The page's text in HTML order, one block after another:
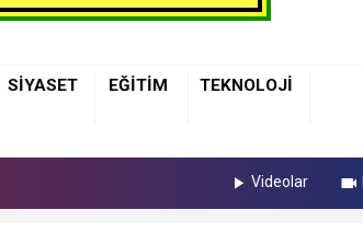
SİYASET EĞİTİM TEKNOLOJİ
Videolar